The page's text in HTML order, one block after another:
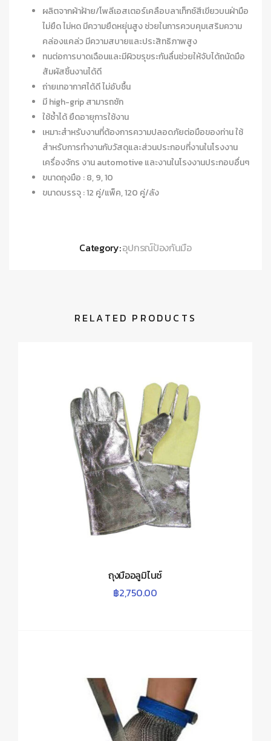
ผลิตจากผ้าฝ้าย/โพลีเอสเตอร์เคลือบลาเท็กซ์สีเขียวบนฝ่ามือ
ไม่ยืด ไม่หด มีความยืดหยุุ่นสูง ช่วยในการควบคุมเสริมความ
คล่องแคล่ว มีความสบายและประสิทธิภาพสูง
ทนต่อการบาดเฉือนและมีผิวขรุขระกันลื่นช่วยให้จับได้ถนัดมือ
สัมผัสชิ้นงานได้ดี
ถ่ายเทอากาศได้ดี ไม่อับชื้น
มี high-grip สามารถซัก
ใช้ซ้ำได้ ยืดอายุการใช้งาน
เหมาะสำหรับงานที่ต้องการความปลอดภัยต่อมือของท่าน ใช้
สำหรับการทำงานกับวัสดุและส่วนประกอบที่งานในโรงงาน
เครื่องจักร งาน automotive และงานในโรงงานประกอบอื่นๆ
ขนาดถุงมือ : 8, 9, 10
ขนาดบรรจุ : 12 คู่/แพ็ค, 120 คู่/ลัง
Category:อุปกรณ์ป้องกันมือ
RELATED PRODUCTS
ถุงมืออลูมิไนซ์
฿2,750.00